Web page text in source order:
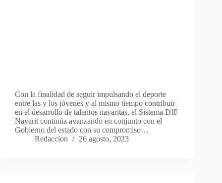
Con la finalidad de seguir impulsando el deporte
entre las y los jóvenes y al mismo tiempo contribuir
en el desarrollo de talentos nayaritas, el Sistema DIF
Nayarit continúa avanzando en conjunto con el
Gobierno del estado con su compromiso…
Redaccion
26 agosto, 2023